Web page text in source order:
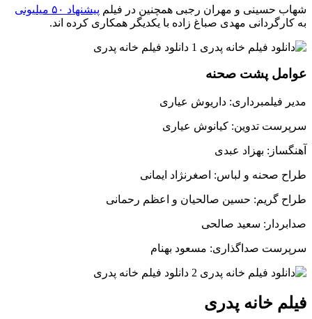
شهاب حسینی و مهران رجبی همچنین در فیلم پیشنهاد ۵۰ میلیونی
به کارگردانی مهدی صباغ زاده با یکدیگر همکاری کرده اند.
عوامل پشت صحنه
مدیر فیلمبرداری: داریوش عیاری
سرپرست تدوین: کیانوش عیاری
آهنگساز: بهزاد عبدی
طراح صحنه و لباس: اصغرنژاد ایمانی
طراح گریم: حسین صالحیان و اعظم رحمانی
صدابردار: سعید صالحی
سرپرست صداگذاری: مسعود بهنام
فیلم خانه پدری